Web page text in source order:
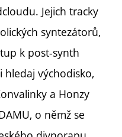
Jejich tracky
syntezátorů,
k post-synth
východisko,
a Honzy
o němž se